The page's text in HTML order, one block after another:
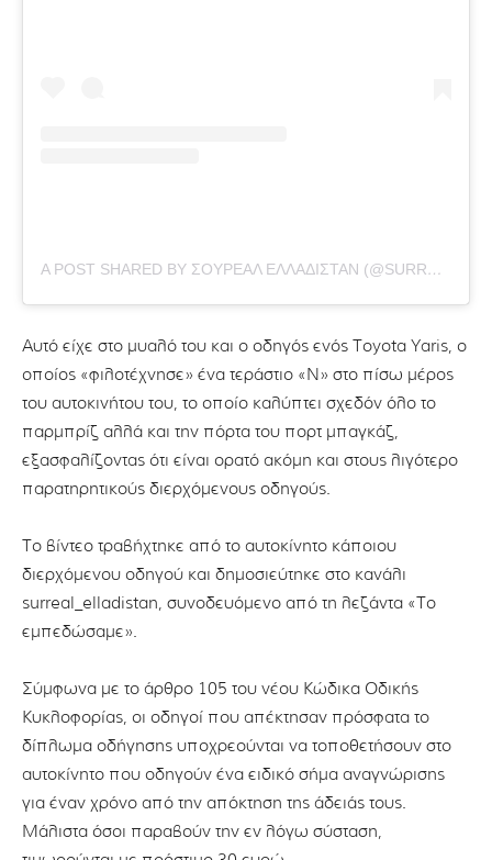
A POST SHARED BY ΣΟΥΡΕΆΛ ΕΛΛΑΔΙΣΤΆΝ (@SURREAL_ELLADISTAN)
Αυτό είχε στο μυαλό του και ο οδηγός ενός Toyota Yaris, ο
οποίος «φιλοτέχνησε» ένα τεράστιο «Ν» στο πίσω μέρος
του αυτοκινήτου του, το οποίο καλύπτει σχεδόν όλο το
παρμπρίζ αλλά και την πόρτα του πορτ μπαγκάζ,
εξασφαλίζοντας ότι είναι ορατό ακόμη και στους λιγότερο
παρατηρητικούς διερχόμενους οδηγούς.
Το βίντεο τραβήχτηκε από το αυτοκίνητο κάποιου
διερχόμενου οδηγού και δημοσιεύτηκε στο κανάλι
surreal_elladistan, συνοδευόμενο από τη λεζάντα «Το
εμπεδώσαμε».
Σύμφωνα με το άρθρο 105 του νέου Κώδικα Οδικής
Κυκλοφορίας, οι οδηγοί που απέκτησαν πρόσφατα το
δίπλωμα οδήγησης υποχρεούνται να τοποθετήσουν στο
αυτοκίνητο που οδηγούν ένα ειδικό σήμα αναγνώρισης
για έναν χρόνο από την απόκτηση της άδειάς τους.
Μάλιστα όσοι παραβούν την εν λόγω σύσταση,